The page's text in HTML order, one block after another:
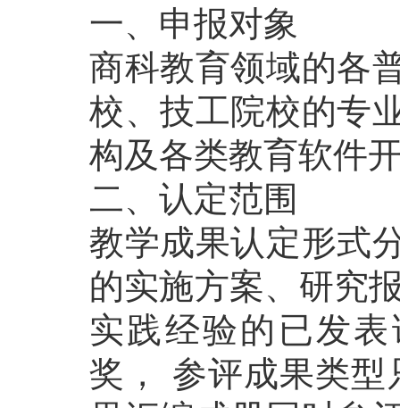
一、申报对象
商科教育领域的各
校、技工院校的专
构及各类教育软件
二、认定范围
教学成果认定形式
的实施方案、研究
实践经验的已发
奖， 参评成果类